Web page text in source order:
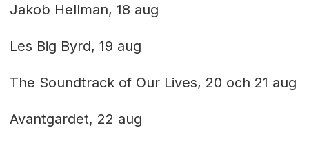
Jakob Hellman, 18 aug
Les Big Byrd, 19 aug
The Soundtrack of Our Lives, 20 och 21 aug
Avantgardet, 22 aug